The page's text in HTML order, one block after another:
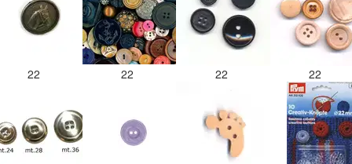
22 22 22 22